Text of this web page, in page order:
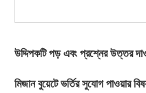
উদ্দিপকটি পড় এবং প্রশ্নের উত্তর
মিজান বুয়েটে ভর্তির সুযোগ পাওয়ার